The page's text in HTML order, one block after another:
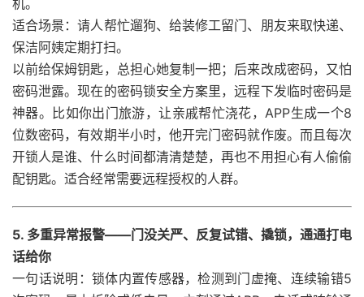
机。
适合场景：请人帮忙遛狗、给装修工留门、朋友来取快递、
保洁阿姨定期打扫。
以前给保姆钥匙，总担心她复制一把；后来改成密码，又怕
密码泄露。现在的密码锁安全方案里，远程下发临时密码是
神器。比如你出门旅游，让亲戚帮忙浇花，APP生成一个8
位数密码，有效期半小时，他开完门密码就作废。而且每次
开锁人是谁、什么时间都清清楚楚，再也不用担心有人偷偷
配钥匙。适合经常需要远程授权的人群。
5. 多重异常报警——门没关严、反复试错、撬锁，通通打电
话给你
一句话说明：锁体内置传感器，检测到门虚掩、连续输错5